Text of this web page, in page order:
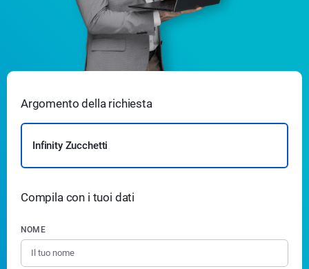
Argomento della richiesta
Infinity Zucchetti
Compila con i tuoi dati
NOME